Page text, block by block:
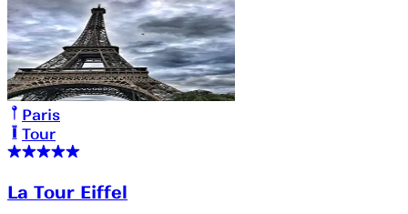
Paris
Tour
La Tour Eiffel